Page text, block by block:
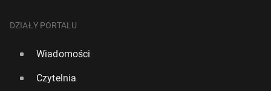
DZIAŁY PORTALU
Wiadomości
Czytelnia